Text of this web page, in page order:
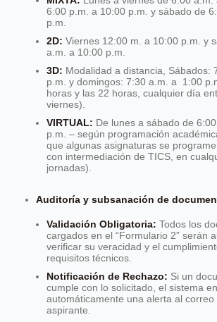
6:00 p.m. a 10:00 p.m. y sábado de
p.m.
2D: Viernes 12:00 m. a 10:00 p.m. y
a.m. a 10:00 p.m.
3D: Modalidad a distancia, Sábados:
p.m. y domingos: 7:30 a.m. a 1:00
horas y las 22 horas, cualquier día
viernes).
VIRTUAL: De lunes a sábado de
p.m. – según programación
que algunas asignaturas se
con intermediación de TICS, en
jornadas).
Auditoría y subsanación de
Validación Obligatoria: Todos los
cargados en el “Formulario 2” serán
verificar su veracidad y el
requisitos técnicos.
Notificación de Rechazo: Si un
cumple con lo solicitado, el sistema
automáticamente una alerta al
aspirante.